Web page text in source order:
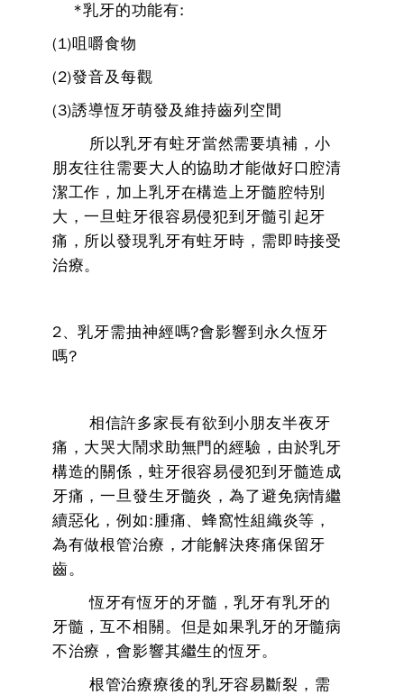
*乳牙的功能有:
(1)咀嚼食物
(2)發音及每觀
(3)誘導恆牙萌發及維持齒列空間
所以乳牙有蛀牙當然需要填補，小
朋友往往需要大人的協助才能做好口腔清
潔工作，加上乳牙在構造上牙髓腔特別
大，一旦蛀牙很容易侵犯到牙髓引起牙
痛，所以發現乳牙有蛀牙時，需即時接受
治療。
2、乳牙需抽神經嗎?會影響到永久恆牙
嗎?
相信許多家長有欲到小朋友半夜牙
痛，大哭大鬧求助無門的經驗，由於乳牙
構造的關係，蛀牙很容易侵犯到牙髓造成
牙痛，一旦發生牙髓炎，為了避免病情繼
續惡化，例如:腫痛、蜂窩性組織炎等，
為有做根管治療，才能解決疼痛保留牙
齒。
恆牙有恆牙的牙髓，乳牙有乳牙的
牙髓，互不相關。但是如果乳牙的牙髓病
不治療，會影響其繼生的恆牙。
根管治療療後的乳牙容易斷裂，需